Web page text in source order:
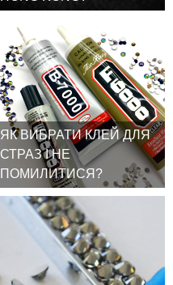
ЯК ВИБРАТИ КЛЕЙ ДЛЯ
СТРАЗ І НЕ
ПОМИЛИТИСЯ?